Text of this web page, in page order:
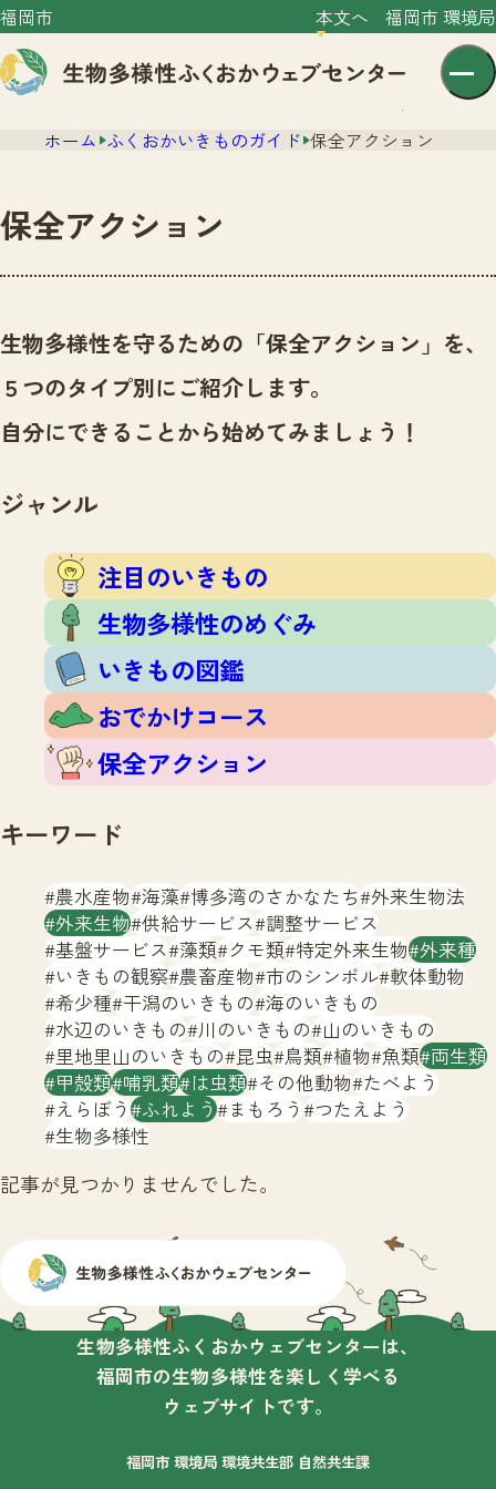
福岡市 本文へ 福岡市 環境局
文字サイズ 小 中 大
センター紹介
センター紹介TOP
サイトポリシー
ニュース
ニュースTOP
市の取組み
いきものガイド
注目のいきもの
いきもの図鑑
おでかけコース
保全アクション
調査レポート
調査レポートTOP
調査結果
ふくおかいきものマップ
マッチング
マッチングTOP
掲載申し込みフォーム
お問合せ
生物多様性ふくおかウェブセンターとは
サイトマップ
ホーム ふくおかいきものガイド 保全アクション
保全アクション
生物多様性を守るための「保全アクション」を、
５つのタイプ別にご紹介します。
自分にできることから始めてみましょう！
ジャンル
注目のいきもの
生物多様性のめぐみ
いきもの図鑑
おでかけコース
保全アクション
キーワード
農水産物 海藻 博多湾のさかなたち 外来生物法
外来生物 供給サービス 調整サービス
基盤サービス 藻類 クモ類 特定外来生物 外来種
いきもの観察 農畜産物 市のシンボル 軟体動物
希少種 干潟のいきもの 海のいきもの
水辺のいきもの 川のいきもの 山のいきもの
里地里山のいきもの 昆虫 鳥類 植物 魚類 両生類
甲殻類 哺乳類 は虫類 その他動物 たべよう
えらぼう ふれよう まもろう つたえよう
生物多様性
記事が見つかりませんでした。
生物多様性ふくおかウェブセンターは、
福岡市の生物多様性を楽しく学べる
ウェブサイトです。
福岡市 環境局 環境共生部 自然共生課